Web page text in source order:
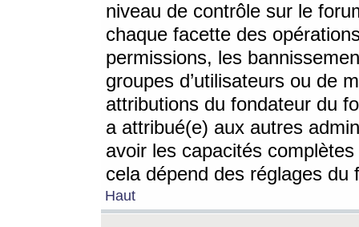
niveau de contrôle sur le
chaque facette des
permissions, les
groupes d’utilisateurs ou de
attributions du fondateur du
a attribué(e) aux autres
avoir les capacités
cela dépend des réglages du
Haut